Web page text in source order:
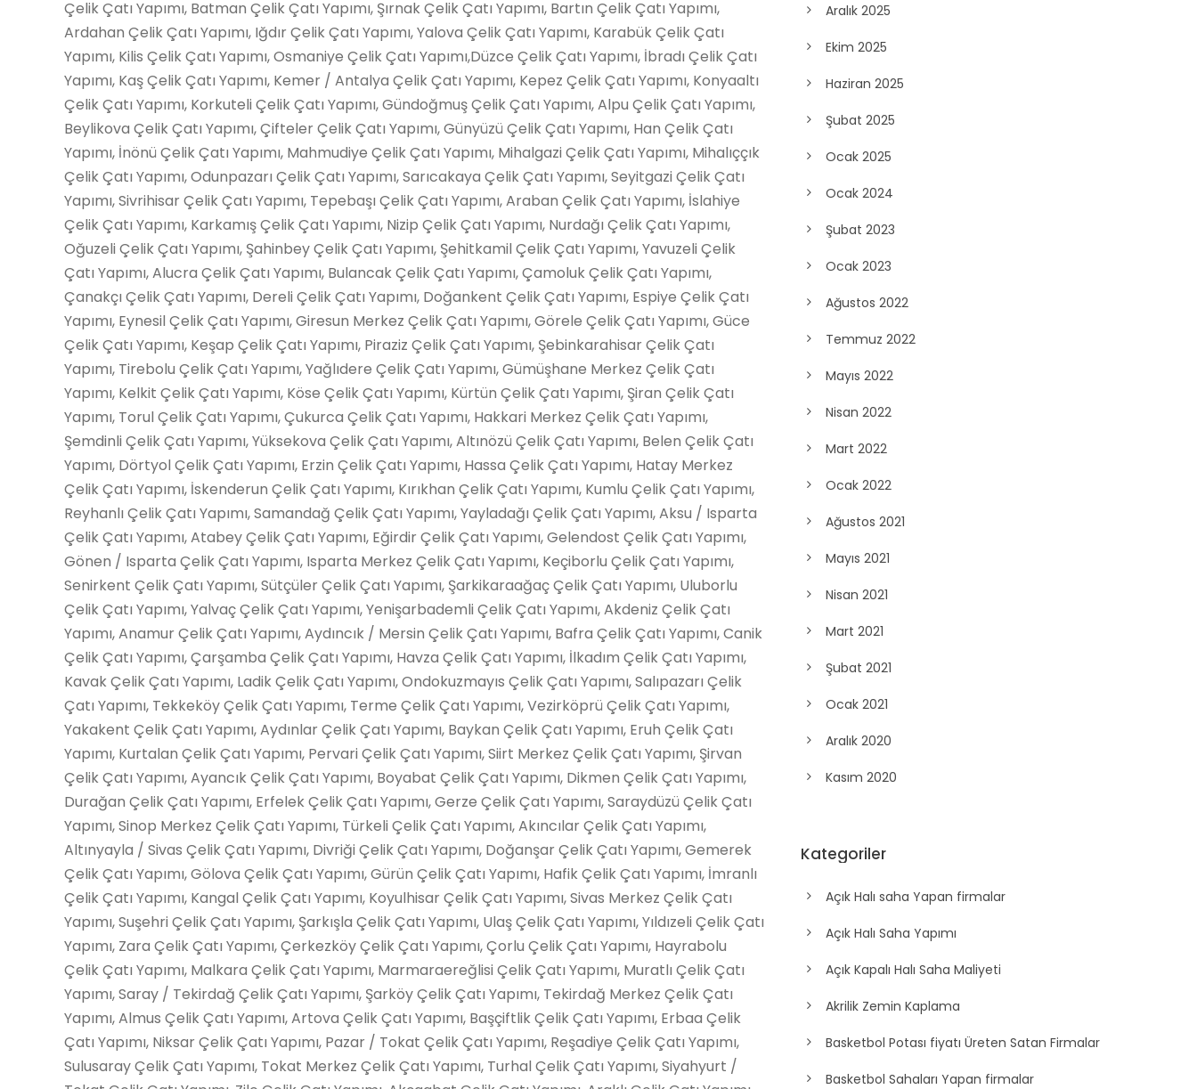
Aralık 2025
Ekim 2025
Haziran 2025
Şubat 2025
Ocak 2025
Ocak 2024
Şubat 2023
Ocak 2023
Ağustos 2022
Temmuz 2022
Mayıs 2022
Nisan 2022
Mart 2022
Ocak 2022
Ağustos 2021
Mayıs 2021
Nisan 2021
Mart 2021
Şubat 2021
Ocak 2021
Aralık 2020
Kasım 2020
Kategoriler
Açık Halı saha Yapan firmalar
Açık Halı Saha Yapımı
Açık Kapalı Halı Saha Maliyeti
Akrilik Zemin Kaplama
Basketbol Potası fiyatı Üreten Satan Firmalar
Basketbol Sahaları Yapan firmalar